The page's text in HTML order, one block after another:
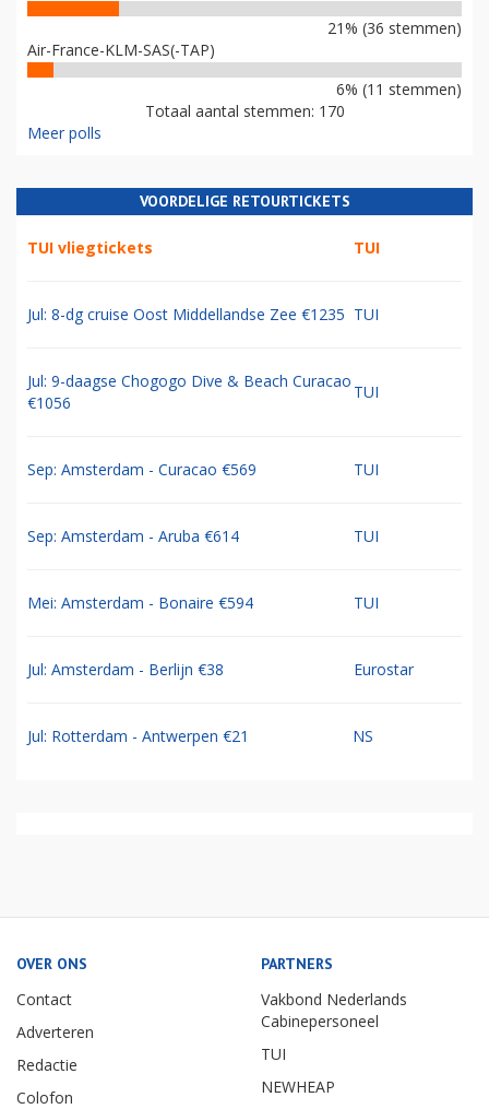
21% (36 stemmen)
Air-France-KLM-SAS(-TAP)
6% (11 stemmen)
Totaal aantal stemmen: 170
Meer polls
VOORDELIGE RETOURTICKETS
TUI vliegtickets TUI
Jul: 8-dg cruise Oost Middellandse Zee €1235 TUI
Jul: 9-daagse Chogogo Dive & Beach Curacao
€1056
TUI
Sep: Amsterdam - Curacao €569 TUI
Sep: Amsterdam - Aruba €614 TUI
Mei: Amsterdam - Bonaire €594 TUI
Jul: Amsterdam - Berlijn €38 Eurostar
Jul: Rotterdam - Antwerpen €21 NS
OVER ONS
Contact
Adverteren
Redactie
Colofon
PARTNERS
Vakbond Nederlands
Cabinepersoneel
TUI
NEWHEAP